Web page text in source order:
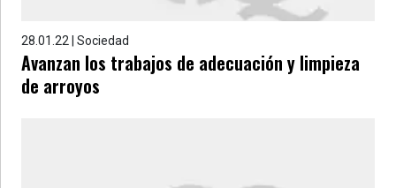
28.01.22 | Sociedad
Avanzan los trabajos de adecuación y limpieza
de arroyos